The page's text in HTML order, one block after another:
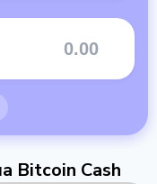
Bitcoin Cash